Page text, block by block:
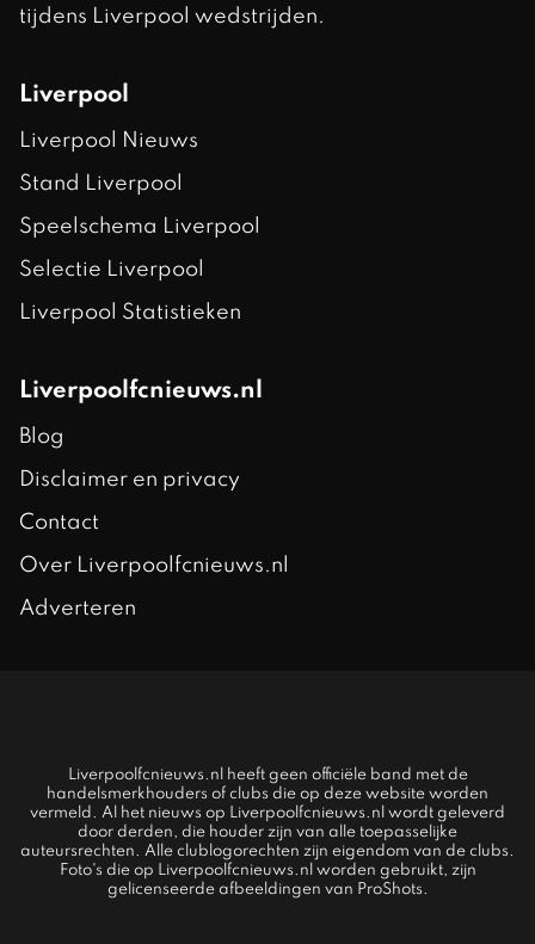
tijdens Liverpool wedstrijden.
Liverpool
Liverpool Nieuws
Stand Liverpool
Speelschema Liverpool
Selectie Liverpool
Liverpool Statistieken
Liverpoolfcnieuws.nl
Blog
Disclaimer en privacy
Contact
Over Liverpoolfcnieuws.nl
Adverteren
Liverpoolfcnieuws.nl heeft geen officiële band met de
handelsmerkhouders of clubs die op deze website worden
vermeld. Al het nieuws op Liverpoolfcnieuws.nl wordt geleverd
door derden, die houder zijn van alle toepasselijke
auteursrechten. Alle clublogorechten zijn eigendom van de clubs.
Foto's die op Liverpoolfcnieuws.nl worden gebruikt, zijn
gelicenseerde afbeeldingen van ProShots.